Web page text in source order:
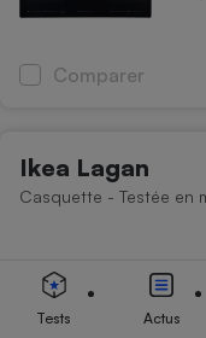
Comparer
Ikea Lagan
Casquette - Testée en
Tests Actus